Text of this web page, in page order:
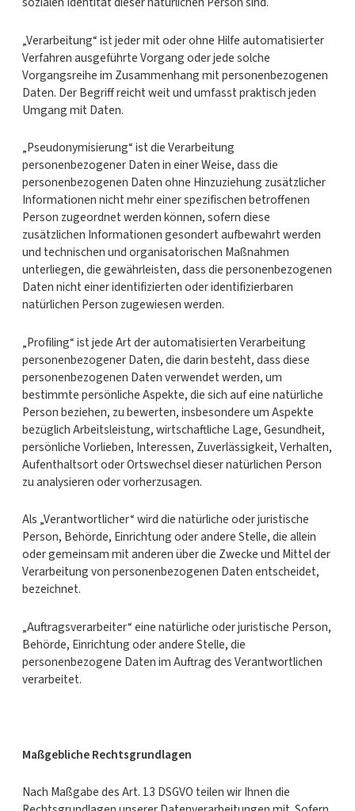
„Verarbeitung“ ist jeder mit oder ohne Hilfe automatisierter
Verfahren ausgeführte Vorgang oder jede solche
Vorgangsreihe im Zusammenhang mit personenbezogenen
Daten. Der Begriff reicht weit und umfasst praktisch jeden
Umgang mit Daten.
„Pseudonymisierung“ ist die Verarbeitung
personenbezogener Daten in einer Weise, dass die
personenbezogenen Daten ohne Hinzuziehung zusätzlicher
Informationen nicht mehr einer spezifischen betroffenen
Person zugeordnet werden können, sofern diese
zusätzlichen Informationen gesondert aufbewahrt werden
und technischen und organisatorischen Maßnahmen
unterliegen, die gewährleisten, dass die personenbezogenen
Daten nicht einer identifizierten oder identifizierbaren
natürlichen Person zugewiesen werden.
„Profiling“ ist jede Art der automatisierten Verarbeitung
personenbezogener Daten, die darin besteht, dass diese
personenbezogenen Daten verwendet werden, um
bestimmte persönliche Aspekte, die sich auf eine natürliche
Person beziehen, zu bewerten, insbesondere um Aspekte
bezüglich Arbeitsleistung, wirtschaftliche Lage, Gesundheit,
persönliche Vorlieben, Interessen, Zuverlässigkeit, Verhalten,
Aufenthaltsort oder Ortswechsel dieser natürlichen Person
zu analysieren oder vorherzusagen.
Als „Verantwortlicher“ wird die natürliche oder juristische
Person, Behörde, Einrichtung oder andere Stelle, die allein
oder gemeinsam mit anderen über die Zwecke und Mittel der
Verarbeitung von personenbezogenen Daten entscheidet,
bezeichnet.
„Auftragsverarbeiter“ eine natürliche oder juristische Person,
Behörde, Einrichtung oder andere Stelle, die
personenbezogene Daten im Auftrag des Verantwortlichen
verarbeitet.
Maßgebliche Rechtsgrundlagen
Nach Maßgabe des Art. 13 DSGVO teilen wir Ihnen die